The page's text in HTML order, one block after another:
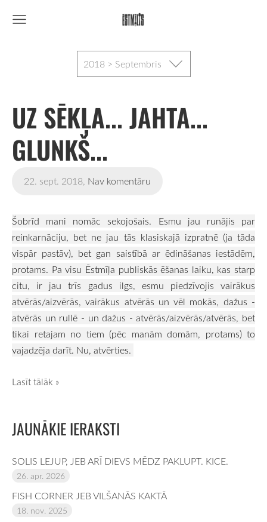
2018 > Septembris
JAUNĀKIE IERAKSTI
SOLIS LEJUP, JEB ARĪ DIEVS MĒDZ PAKLUPT. KICE.
26. apr. 2026
FISH CORNER JEB VILŠANĀS KAKTĀ
18. nov. 2025
UZ SĒKĻA... JAHTA...
GLUNKŠ...
22. sept. 2018, Nav komentāru
Šobrīd mani nomāc sekojošais. Esmu jau runājis par
reinkarnāciju, bet ne jau tās klasiskajā izpratnē (ja tāda
vispār pastāv), bet gan saistībā ar ēdināšanas iestādēm,
protams. Pa visu Ēstmīļa publiskās ēšanas laiku, kas starp
citu, ir jau trīs gadus ilgs, esmu piedzīvojis vairākus
atvērās/aizvērās, vairākus atvērās un vēl mokās, dažus -
atvērās un rullē - un dažus - atvērās/aizvērās/atvērās, bet
tikai retajam no tiem (pēc manām domām, protams) to
vajadzēja darīt. Nu, atvērties.
Lasīt tālāk »